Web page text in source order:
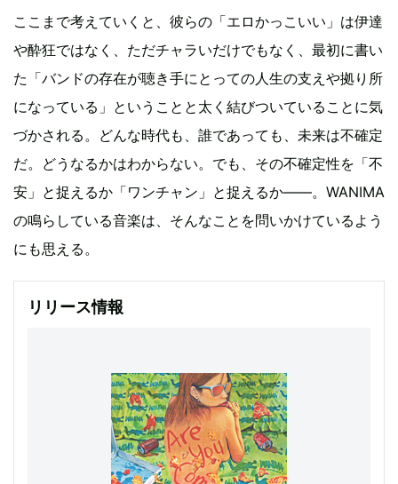
ここまで考えていくと、彼らの「エロかっこいい」は伊達
や酔狂ではなく、ただチャラいだけでもなく、最初に書い
た「バンドの存在が聴き手にとっての人生の支えや拠り所
になっている」ということと太く結びついていることに気
づかされる。どんな時代も、誰であっても、未来は不確定
だ。どうなるかはわからない。でも、その不確定性を「不
安」と捉えるか「ワンチャン」と捉えるか――。WANIMA
の鳴らしている音楽は、そんなことを問いかけているよう
にも思える。
リリース情報